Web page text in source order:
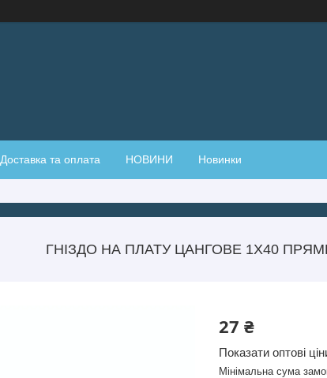
Доставка та оплата НОВИНИ Новинки
ГНІЗДО НА ПЛАТУ ЦАНГОВЕ 1Х40
27 ₴
Показати оптові
Мінімальна сума